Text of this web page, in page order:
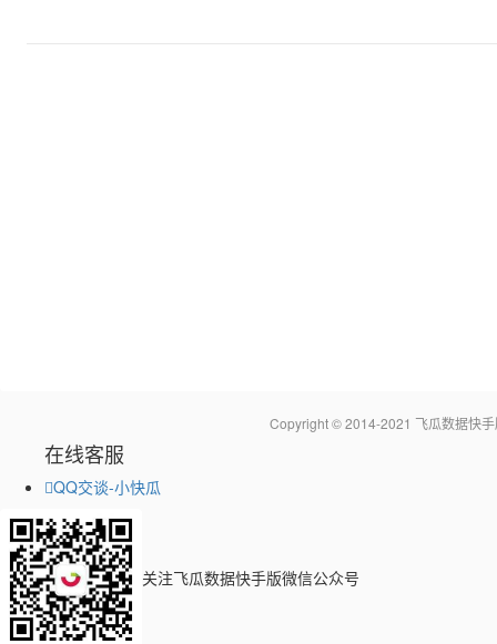
Copyright © 2014-2021 飞瓜数据快
在线客服
QQ交谈-小快瓜
关注飞瓜数据快手版微信公众号